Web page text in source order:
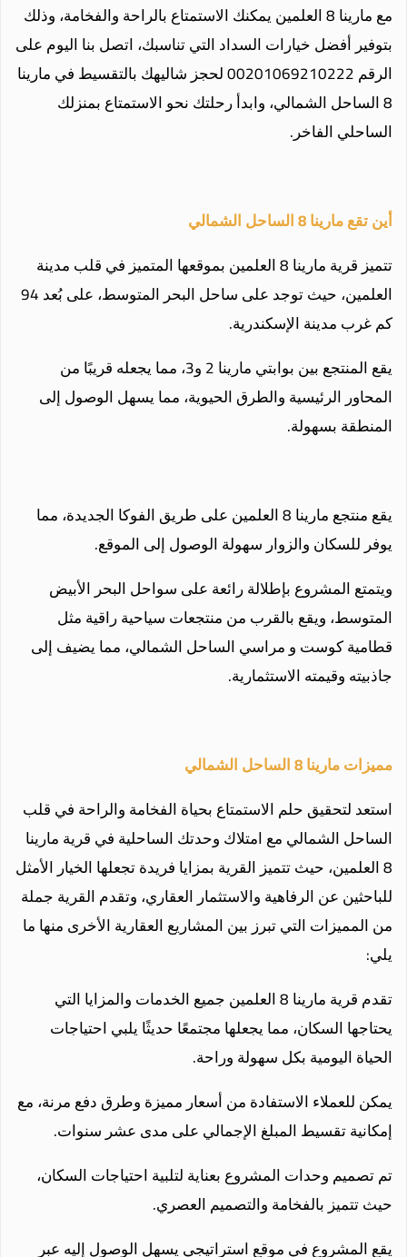
مع مارينا 8 العلمين يمكنك الاستمتاع بالراحة والفخامة، وذلك
بتوفير أفضل خيارات السداد التي تناسبك، اتصل بنا اليوم على
الرقم 00201069210222 لحجز شاليهك بالتقسيط في مارينا
8 الساحل الشمالي، وابدأ رحلتك نحو الاستمتاع بمنزلك
الساحلي الفاخر.
أين تقع مارينا 8 الساحل الشمالي
تتميز قرية مارينا 8 العلمين بموقعها المتميز في قلب مدينة
العلمين، حيث توجد على ساحل البحر المتوسط، على بُعد 94
كم غرب مدينة الإسكندرية.
يقع المنتجع بين بوابتي مارينا 2 و3، مما يجعله قريبًا من
المحاور الرئيسية والطرق الحيوية، مما يسهل الوصول إلى
المنطقة بسهولة.
يقع منتجع مارينا 8 العلمين على طريق الفوكا الجديدة، مما
يوفر للسكان والزوار سهولة الوصول إلى الموقع.
ويتمتع المشروع بإطلالة رائعة على سواحل البحر الأبيض
المتوسط، ويقع بالقرب من منتجعات سياحية راقية مثل
قطامية كوست و مراسي الساحل الشمالي، مما يضيف إلى
جاذبيته وقيمته الاستثمارية.
مميزات مارينا 8 الساحل الشمالي
استعد لتحقيق حلم الاستمتاع بحياة الفخامة والراحة في قلب
الساحل الشمالي مع امتلاك وحدتك الساحلية في قرية مارينا
8 العلمين، حيث تتميز القرية بمزايا فريدة تجعلها الخيار الأمثل
للباحثين عن الرفاهية والاستثمار العقاري، وتقدم القرية جملة
من المميزات التي تبرز بين المشاريع العقارية الأخرى منها ما
يلي:
تقدم قرية مارينا 8 العلمين جميع الخدمات والمزايا التي
يحتاجها السكان، مما يجعلها مجتمعًا حديثًا يلبي احتياجات
الحياة اليومية بكل سهولة وراحة.
يمكن للعملاء الاستفادة من أسعار مميزة وطرق دفع مرنة، مع
إمكانية تقسيط المبلغ الإجمالي على مدى عشر سنوات.
تم تصميم وحدات المشروع بعناية لتلبية احتياجات السكان،
حيث تتميز بالفخامة والتصميم العصري.
يقع المشروع في موقع استراتيجي يسهل الوصول إليه عبر